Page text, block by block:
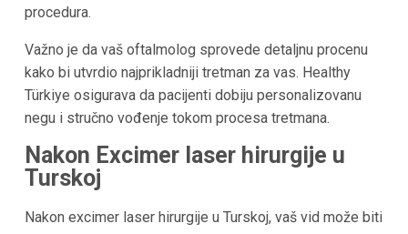
procedura.
Važno je da vaš oftalmolog sprovede detaljnu procenu
kako bi utvrdio najprikladniji tretman za vas. Healthy
Türkiye osigurava da pacijenti dobiju personalizovanu
negu i stručno vođenje tokom procesa tretmana.
Nakon Excimer laser hirurgije u
Turskoj
Nakon excimer laser hirurgije u Turskoj, vaš vid može biti